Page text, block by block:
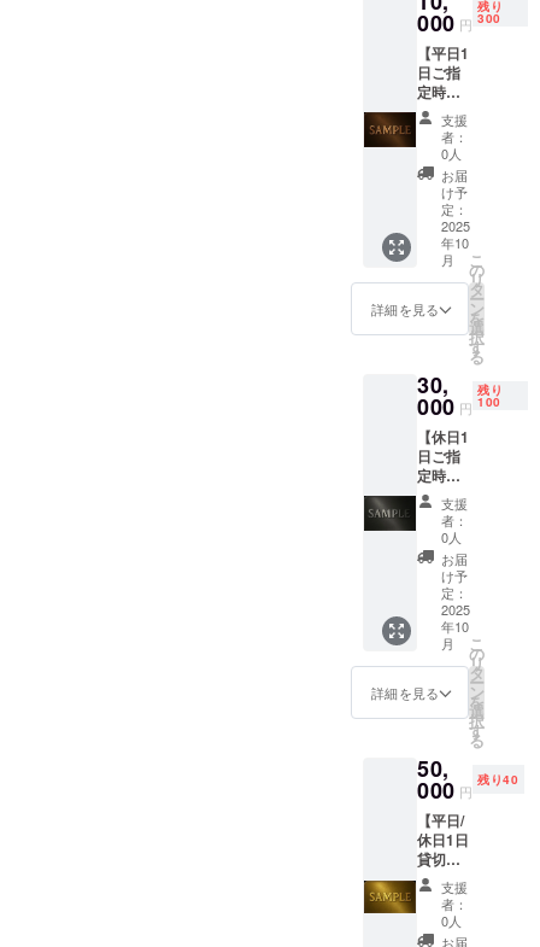
す。 ま
た、専
用web
ページ
にて、
支援者
として
お名前
を掲載
させて
いただ
きま
す。 店
舗の確
定時
期:2025
・掲載
期間：
事業が
存続す
る限り
掲載 ・
掲載方
法：文
字、ロ
ゴ・バ
ナーを
作成予
定専用
サイト
にて掲
載 ・
注意事
考欄に
掲載を
希望さ
れるお
名前を
ご記入
くださ
い ：
ロゴや
000 円
残り
300
【平日1
日ご指
定時間
貸切予
約権】
ご利用
方法：
事前に
下記
メール
アドレ
スより
日時を
ご予約
くださ
い。
oxtest0
001@g
mail.co
m 予約
完了
後、現
地でお
名前を
確認さ
せてい
ただき
ます。
有効期
限：
2026年
1月1日
～2026
年6月30
日（6ヶ
注意事
項：当
リター
ンは体
験サー
ビスに
限定さ
れるも
のであ
り、現
支援
者：
0人
お届
け予
定：
2025
年10
月
詳細を見る
こ
の
リ
タ
ー
ン
を
選
択
す
る
30,
000 円
残り
100
【休日1
日ご指
定時間
貸切予
約権】+
【簡易
演出】+
【年間
会員
権】 ご
利用方
法：事
前に下
記メー
ルアド
レスよ
をご予
約くだ
さい。
selectb
oxtest0
001@g
mail.co
m 予約
完了
後、現
支援
者：
0人
お届
け予
定：
2025
年10
月
詳細を見る
こ
の
リ
タ
ー
ン
を
選
択
す
る
50,
000 円
残り40
【平日/
休日1日
貸切予
約権】+
【年間
会員
権】 ご
支援
者：
0人
お届